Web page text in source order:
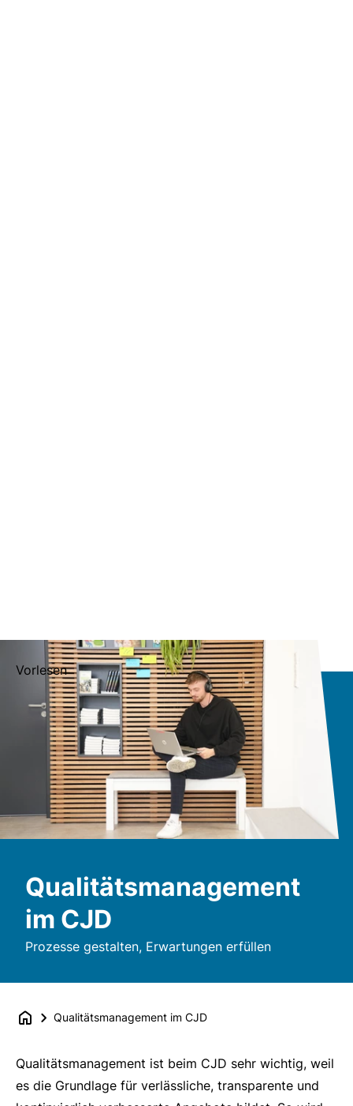
Vorlesen
Qualitätsmanagement
im CJD
Prozesse gestalten, Erwartungen erfüllen
Qualitätsmanagement im CJD
Qualitätsmanagement ist beim CJD sehr wichtig, weil
es die Grundlage für verlässliche, transparente und